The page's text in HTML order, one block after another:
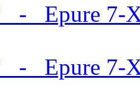
- Epure 7-
- Epure 7-